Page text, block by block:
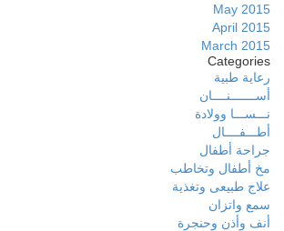
May 2015
April 2015
March 2015
Categories
رعاية طبية
أســـــــنــــان
نـــســـا وولادة
أطـــفــــال
جراحة أطفال
مخ أطفال وتخاطب
علاج طبيعى وتغذية
سمع واتزان
أنف وأذن وحنجرة